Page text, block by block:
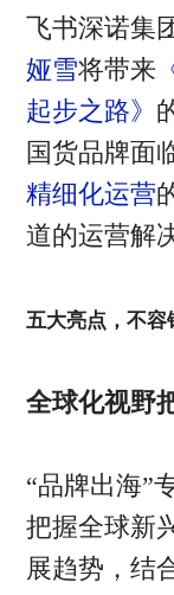
飞书深诺集
娅雪将带来
起步之路》
国货品牌面
精细化运营
道的运营解
五大亮点，不容
全球化视野
“品牌出海”
把握全球新
展趋势，结